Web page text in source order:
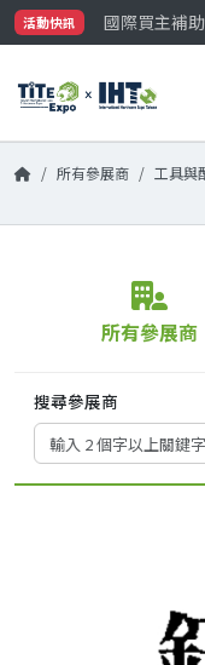
活動快訊
國際買主補
參觀門票開
國際買主補
所有參展商 工具與
所有參展商
搜尋參展商